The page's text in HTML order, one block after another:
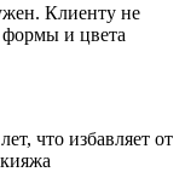
Клиенту не
и цвета
что избавляет от